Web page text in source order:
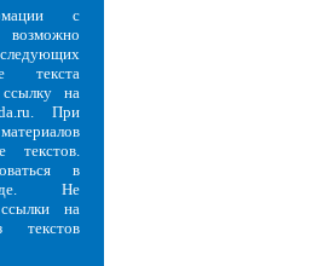
с
текста
на
При
текстов.
в
Не
на
текстов